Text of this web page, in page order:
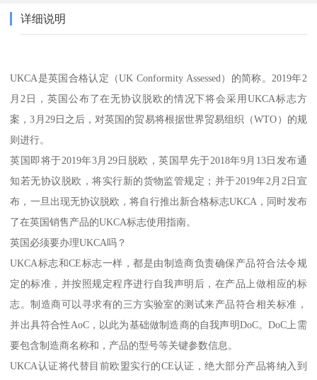
详细说明
UKCA是英国合格认定（UK Conformity Assessed）的简称。2019年2
月2日，英国公布了在无协议脱欧的情况下将会采用UKCA标志方
案，3月29日之后，对英国的贸易将根据世界贸易组织（WTO）的规
则进行。
英国即将于2019年3月29日脱欧，英国早先于2018年9月13日发布通
知若无协议脱欧，将实行新的货物监管规定；并于2019年2月2日宣
布，一旦出现无协议脱欧，将自行推出新合格标志UKCA，同时发布
了在英国销售产品的UKCA标志使用指南。
英国必须要办理UKCA吗？
UKCA标志和CE标志一样，都是由制造商负责确保产品符合法令规
定的标准，并按照规定程序进行自我声明后，在产品上做相应的标
志。制造商可以寻求有的三方实验室的测试来产品符合相关标准，
并出具符合性AoC，以此为基础做制造商的自我声明DoC。DoC上需
要包含制造商名称和，产品的型号等关键参数信息。
UKCA认证将代替目前欧盟实行的CE认证，绝大部分产品将纳入到